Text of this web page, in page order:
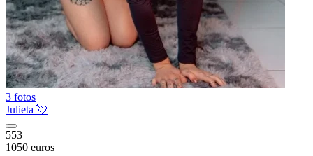
3 fotos
Julieta 💘
553
1050 euros